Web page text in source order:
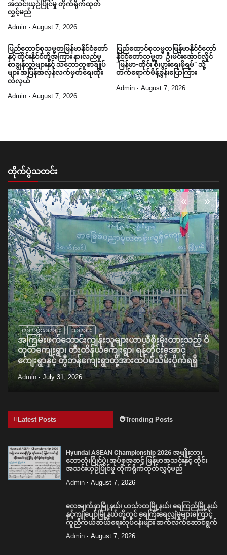
အသင်းယှဉ်ပြိုင်မှု တိုက်ရိုက်ထုတ်
လွှင့်မည်
Admin August 7, 2026
ပြည်ထောင်စုသမ္မတမြန်မာနိုင်ငံတော်
နှင့် ထိုင်းနိုင်ငံတို့အကြား နားလည်မှု
စာချွန်လွှာများနှင့် သဘောတူစာချုပ်
များ အပြန်အလှန်လက်မှတ်ရေးထိုး
လဲလှယ်
Admin August 7, 2026
ပြည်ထောင်စုသမ္မတမြန်မာနိုင်ငံတော်
နိုင်ငံတော်သမ္မတ ဦးမင်းအောင်လှိုင်
“မြန်မာ-ထိုင်း စီးပွားရေးဖိုရမ်” သို့
တက်ရောက်မိန့်ခွန်းပြောကြား
Admin August 7, 2026
တိုက်ပွဲသတင်း
တိုက်ပွဲသတင်း သတင်း
အကြမ်းဖက်သောင်းကျန်းသူများယာယီစိုးမိုးထားသည့် ဝိ
တုတ်ကျေးရွာ၊ တီးတိန်ယံကျေးရွာ၊ ရန်တိုင်းအောင်
ကျေးရွာနှင့် တွီဘန်ကျေးရွာတို့အားထပ်မံသိမ်းပိုက်ရရှိ
Admin July 31, 2026
Latest Posts Trending Posts
Hyundai ASEAN Championship 2026 အမျိုးသား
ဘောလုံးပြိုင်ပွဲ၊ အုပ်စုအဆင့် မြန်မာအသင်းနှင့် ထိုင်း
အသင်းယှဉ်ပြိုင်မှု တိုက်ရိုက်ထုတ်လွှင့်မည်
Admin August 7, 2026
လေးမျက်နှာမြို့နယ်၊ ဟင်္သာတမြို့နယ်၊ ရေကြည်မြို့နယ်
နှင့်ကျုံပျော်မြို့နယ်တို့တွင် ရေကြီးရေလျှံမှုများကြောင့်
ကူညီကယ်ဆယ်ရေးလုပ်ငန်းများ ဆက်လက်ဆောင်ရွက်
Admin August 7, 2026